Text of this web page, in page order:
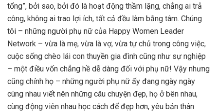
tổng”, bởi sao, bởi đó là hoạt động thầm lặng, chẳng ai trả
công, không ai trao lợi ích, tất cả đều làm bằng tâm. Chúng
tôi – những người phụ nữ của Happy Women Leader
Network – vừa là mẹ, vừa là vợ, vừa tự chủ trong công việc,
cuộc sống chèo lái con thuyền gia đình cũng như sự nghiệp
– một điều vốn chẳng hề dễ dàng đối với phụ nữ! Vậy nhưng
cũng chính họ – những người phụ nữ ấy đang ngày ngày
cùng nhau viết nên những câu chuyện đẹp, họ ở bên nhau,
cùng động viên nhau học cách để đẹp hơn, yêu bản thân